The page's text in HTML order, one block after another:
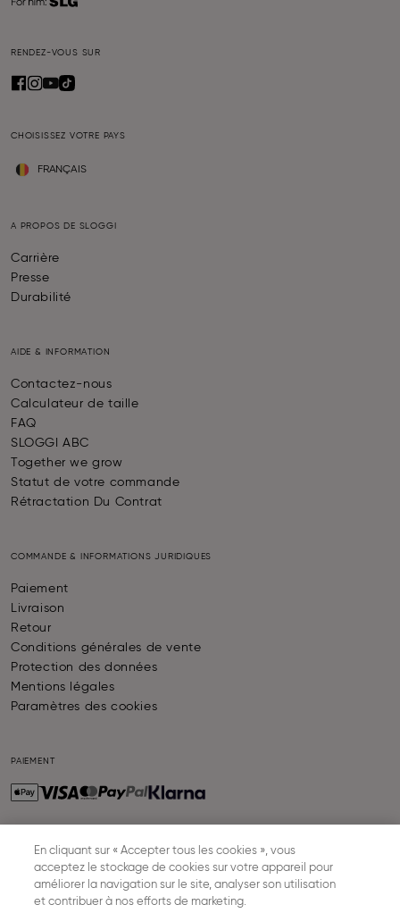
RENDEZ-VOUS SUR
CHOISISSEZ VOTRE PAYS
FRANÇAIS
A PROPOS DE SLOGGI
Carrière
Presse
Durabilité
AIDE & INFORMATION
Contactez-nous
Calculateur de taille
FAQ
SLOGGI ABC
Together we grow
Statut de votre commande
Rétractation Du Contrat
COMMANDE & INFORMATIONS JURIDIQUES
Paiement
Livraison
Retour
Conditions générales de vente
Protection des données
Mentions légales
Paramètres des cookies
PAIEMENT
LIVRAISONEn cliquant sur « Accepter tous les cookies », vous
acceptez le stockage de cookies sur votre appareil pour
améliorer la navigation sur le site, analyser son utilisation
et contribuer à nos efforts de marketing.